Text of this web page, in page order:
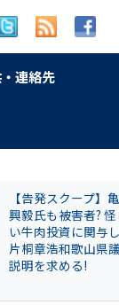
連絡先
【告発スクープ】
興毅氏も被害者?
い牛肉投資に関与
片桐章浩和歌山県
説明を求める!